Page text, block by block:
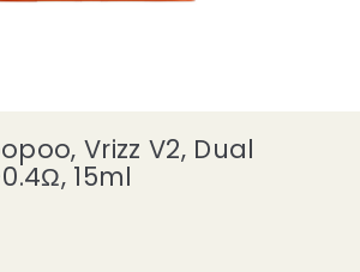
Vrizz V2, Dual
15ml